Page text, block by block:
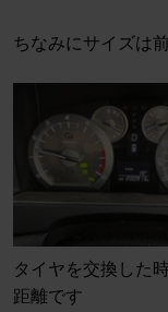
ちなみにサイズは
タイヤを交換した
距離です